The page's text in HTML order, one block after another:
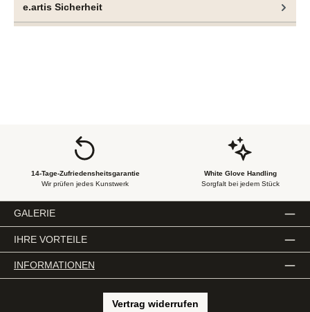
Koexistenz unterschiedlicher kultureller Systeme
unterstreicht. Seine Skulpturen werden so zu Trägern
e.artis Sicherheit
14-Tage-Zufriedensheitsgarantie
Wir prüfen jedes Kunstwerk
White Glove Handling
Sorgfalt bei jedem Stück
GALERIE
IHRE VORTEILE
INFORMATIONEN
Vertrag widerrufen